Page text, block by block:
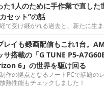
た1人のために手作業で直した
セット”の話
て受け継がれる過去と、新たに生ま
レイも録画配信もこれ1台。
サ搭載の「G TUNE P5-
6』の世界を駆け回る
作の拠点となるノートPCで話題の
熱性能もチェックしました！